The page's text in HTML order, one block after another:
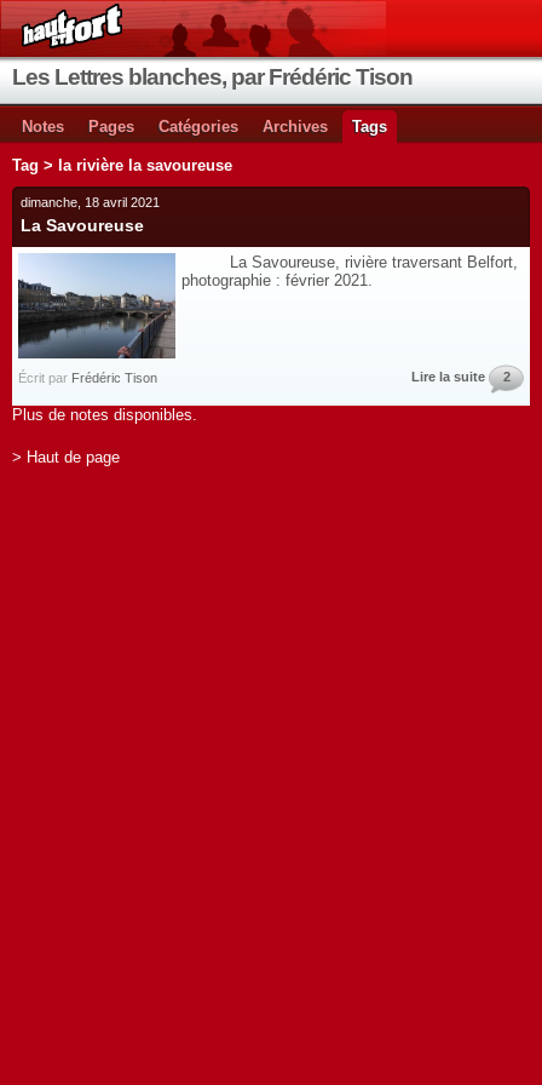
Les Lettres blanches, par Frédéric Tison
Notes Pages Catégories Archives Tags
Tag > la rivière la savoureuse
dimanche, 18 avril 2021
La Savoureuse
La Savoureuse, rivière traversant Belfort,
photographie : février 2021.
Écrit par Frédéric Tison Lire la suite 2
Plus de notes disponibles.
> Haut de page